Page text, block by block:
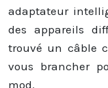
adaptateur
des appareils
trouvé un câble
vous brancher
mod.